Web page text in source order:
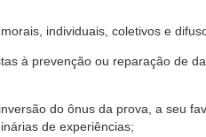
individuais, coletivos e
à prevenção ou reparação de
do ônus da prova, a seu
de experiências;